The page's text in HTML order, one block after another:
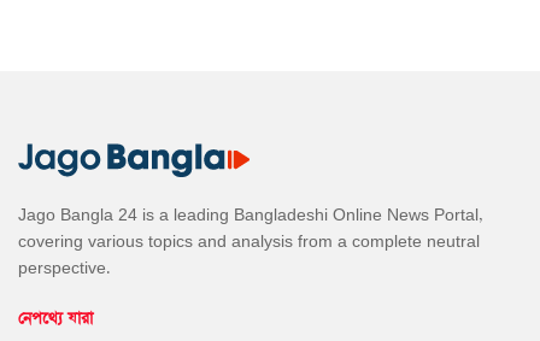
Jago Bangla 24 is a leading Bangladeshi Online News Portal,
covering various topics and analysis from a complete neutral
perspective.
নেপথ্যে যারা